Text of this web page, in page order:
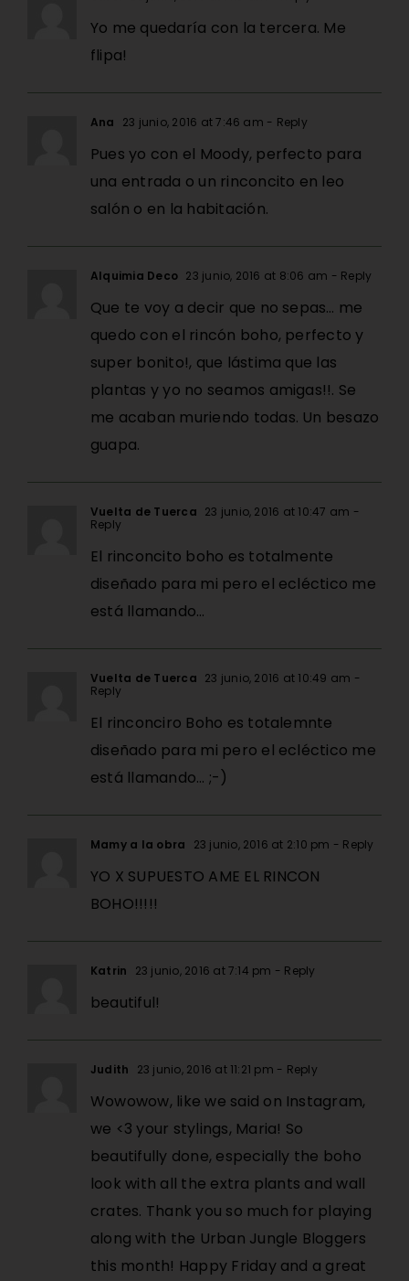
Yo me quedaría con la tercera. Me
flipa!
Ana 23 junio, 2016 at 7:46 am - Reply
Pues yo con el Moody, perfecto para
una entrada o un rinconcito en leo
salón o en la habitación.
Alquimia Deco 23 junio, 2016 at 8:06 am - Reply
Que te voy a decir que no sepas… me
quedo con el rincón boho, perfecto y
super bonito!, que lástima que las
plantas y yo no seamos amigas!!. Se
me acaban muriendo todas. Un besazo
guapa.
Vuelta de Tuerca 23 junio, 2016 at 10:47 am -
Reply
El rinconcito boho es totalmente
diseñado para mi pero el ecléctico me
está llamando…
Vuelta de Tuerca 23 junio, 2016 at 10:49 am -
Reply
El rinconciro Boho es totalemnte
diseñado para mi pero el ecléctico me
está llamando… ;-)
Mamy a la obra 23 junio, 2016 at 2:10 pm - Reply
YO X SUPUESTO AME EL RINCON
BOHO!!!!!
Katrin 23 junio, 2016 at 7:14 pm - Reply
beautiful!
Judith 23 junio, 2016 at 11:21 pm - Reply
Wowowow, like we said on Instagram,
we <3 your stylings, Maria! So
beautifully done, especially the boho
look with all the extra plants and wall
crates. Thank you so much for playing
along with the Urban Jungle Bloggers
this month! Happy Friday and a great